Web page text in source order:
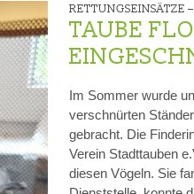
RETTUNGSEINSÄTZE –
TAUBE
Im Sommer wurde
verschnürten
gebracht. Die
Verein Stadttauben
diesen Vögeln. Sie